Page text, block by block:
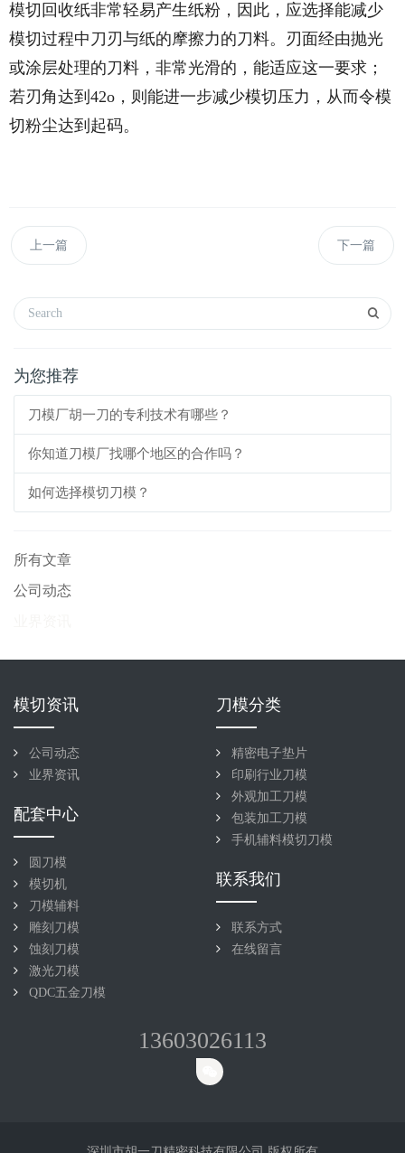
模切回收纸非常轻易产生纸粉，因此，应选择能减少
模切过程中刀刃与纸的摩擦力的刀料。刃面经由抛光
或涂层处理的刀料，非常光滑的，能适应这一要求；
若刃角达到42o，则能进一步减少模切压力，从而令模
切粉尘达到起码。
上一篇 下一篇
为您推荐
刀模厂胡一刀的专利技术有哪些？
你知道刀模厂找哪个地区的合作吗？
如何选择模切刀模？
所有文章
公司动态
模切资讯
公司动态
业界资讯
刀模分类
精密电子垫片
印刷行业刀模
外观加工刀模
包装加工刀模
手机辅料模切刀模
配套中心
圆刀模
模切机
刀模辅料
雕刻刀模
蚀刻刀模
激光刀模
QDC五金刀模
联系我们
联系方式
在线留言
13603026113